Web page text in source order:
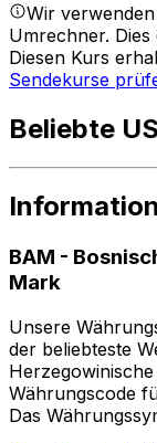
Wir
Umrechner.
Diesen Kurs
Sendekurse
Beliebte
BAM -
Mark
Unsere
der beliebteste
Währungscode
Das